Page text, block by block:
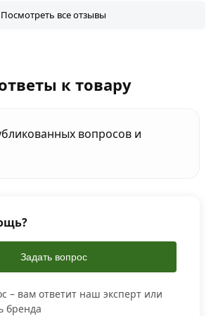
Посмотреть все отзывы
к товару
вопросов и
Задать вопрос
– вам ответит наш эксперт или
бренда